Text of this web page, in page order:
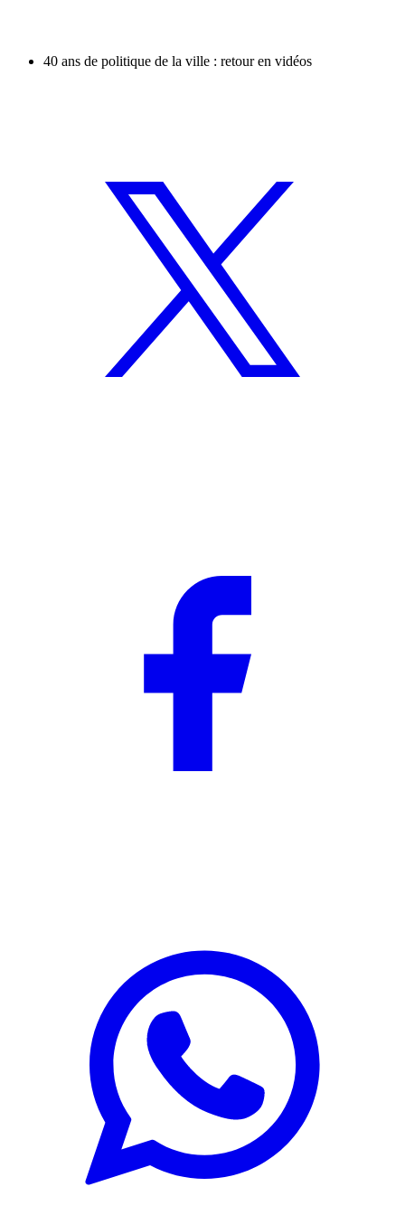
40 ans de politique de la ville : retour en vidéos